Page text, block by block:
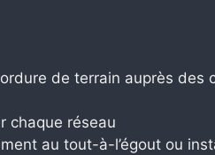
de terrain auprès des
chaque réseau
au tout-à-l’égout ou